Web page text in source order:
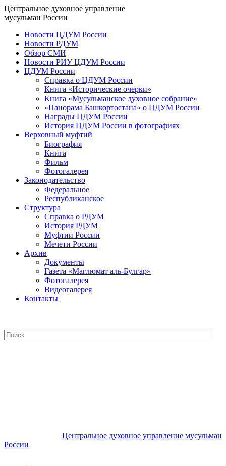
Центральное духовное управление
мусульман России
Новости ЦДУМ России
Новости РДУМ
Обзор СМИ
Новости РИУ ЦДУМ России
ЦДУМ России
Справка о ЦДУМ России
Книга «Исторические очерки»
Книга «Мусульманское духовное собрание»
«Панорама Башкортостана» о ЦДУМ России
Награды ЦДУМ России
История ЦДУМ России в фотографиях
Верховный муфтий
Биография
Книга
Фильм
Фотогалерея
Законодательство
Федеральное
Республиканское
Структура
Справка о РДУМ
История РДУМ
Муфтии России
Мечети России
Архив
Документы
Газета «Маглюмат аль-Булгар»
Фотогалерея
Видеогалерея
Контакты
Центральное духовное управление мусульман
России